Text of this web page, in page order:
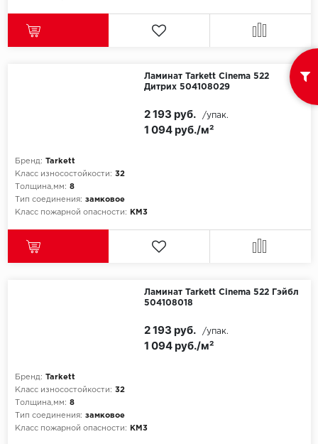
Ламинат Tarkett Cinema 522
Дитрих 504108029
Бренд: Tarkett
Класс износостойкости: 32
Толщина,мм: 8
Тип соединения: замковое
Класс пожарной опасности:
КМ3
1 094 руб./м²
2 193 руб. /упак.
Ламинат Tarkett Cinema 522 Гэйбл
504108018
Бренд: Tarkett
Класс износостойкости: 32
Толщина,мм: 8
Тип соединения: замковое
Класс пожарной опасности:
КМ3
1 094 руб./м²
2 193 руб. /упак.